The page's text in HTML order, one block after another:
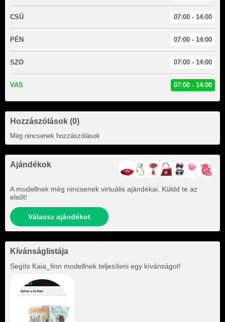
CSÜ 07:00 - 14:00
PÉN 07:00 - 14:00
SZO 07:00 - 14:00
VAS 07:00 - 14:00
Hozzászólások (0)
Még nincsenek hozzászólások
Ajándékok
A modellnek még nincsenek virtuális ajándékai. Küldd te az
elsőt!
Válassz ajándékot
Kívánságlistája
Segíts Kaia_finn modellnek teljesíteni egy kívánságot!